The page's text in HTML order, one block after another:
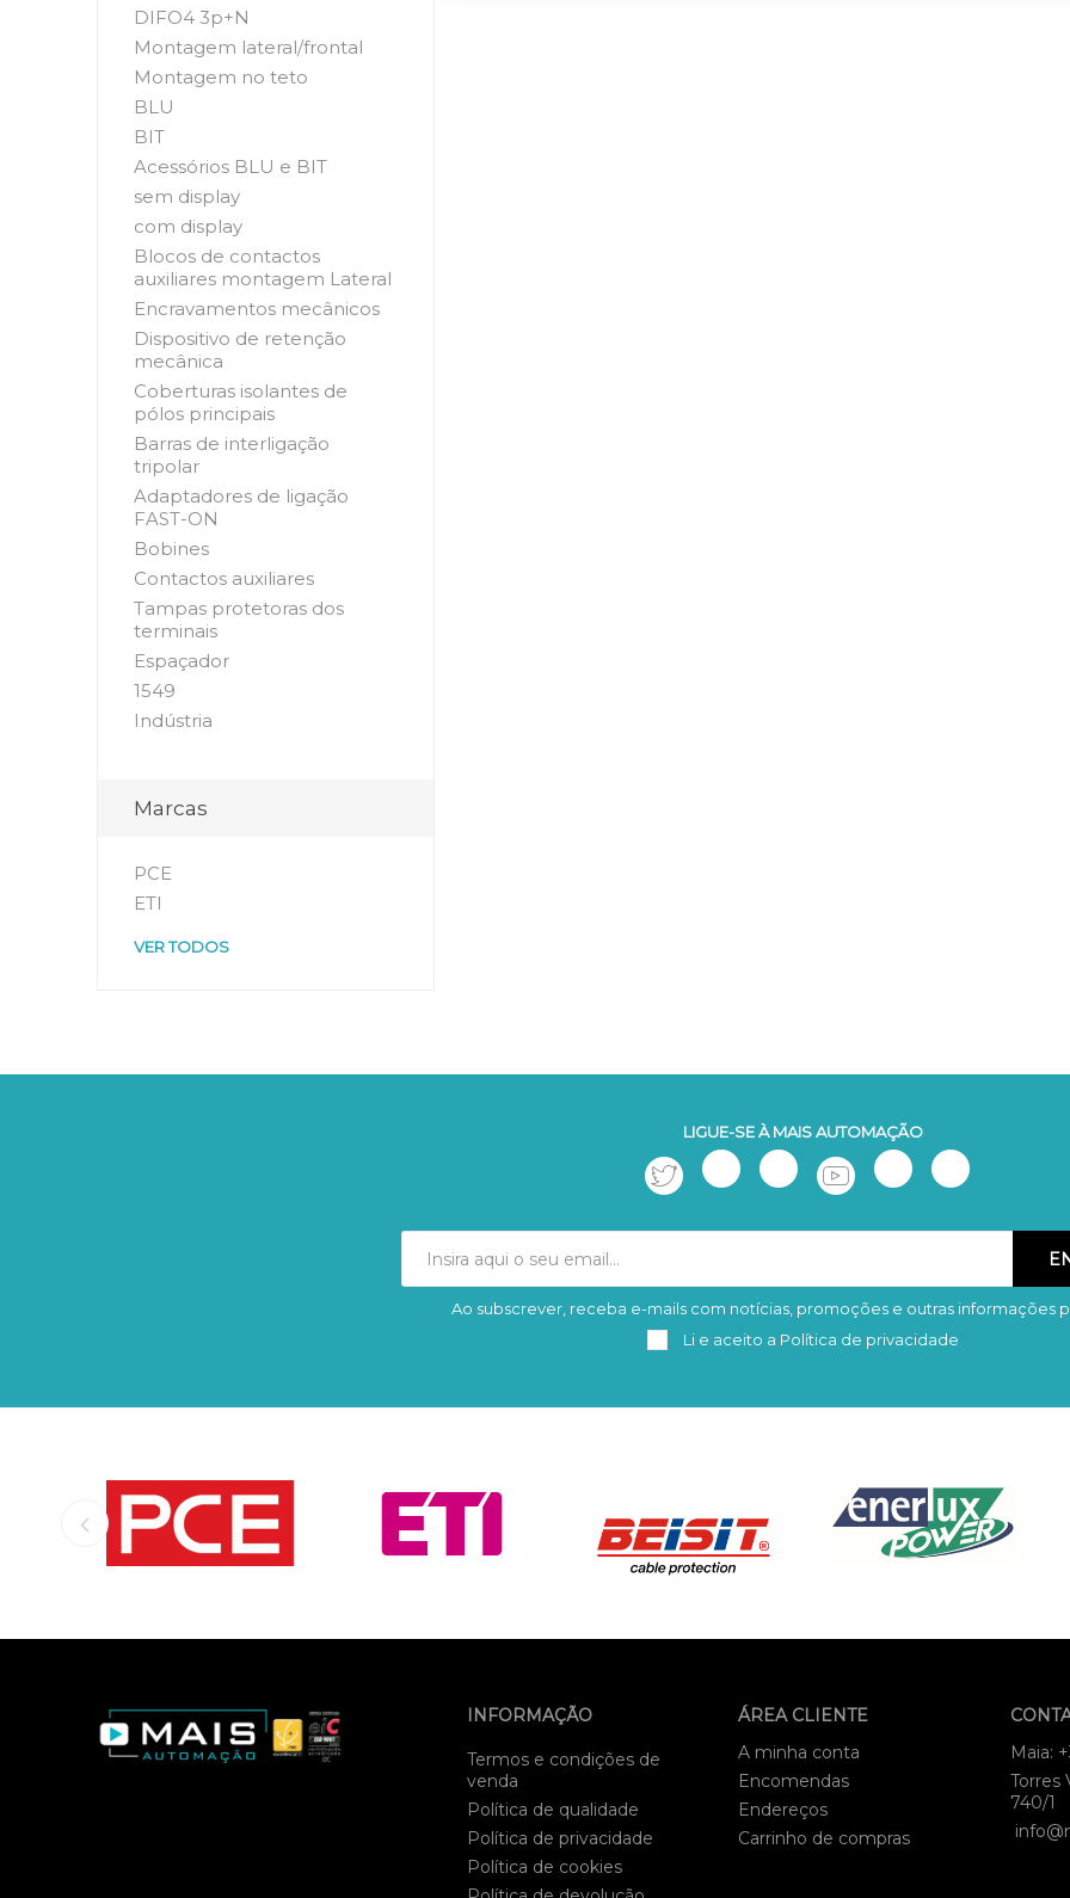
DIFO4 3p+N
Montagem lateral/frontal
Montagem no teto
BLU
BIT
Acessórios BLU e BIT
sem display
com display
Blocos de contactos
auxiliares montagem Lateral
Encravamentos mecânicos
Dispositivo de retenção
mecânica
Coberturas isolantes de
pólos principais
Barras de interligação
tripolar
Adaptadores de ligação
FAST-ON
Bobines
Contactos auxiliares
Tampas protetoras dos
terminais
Espaçador
1549
Indústria
Marcas
PCE
ETI
VER TODOS
LIGUE-SE À MAIS AUTOMAÇÃO
Subscrever Remover
Ao subscrever, receba e-mails com notícias, promoções e outras informações
Li e aceito a Política de privacidade
INFORMAÇÃO
Termos e condições de
venda
Política de qualidade
Política de privacidade
Política de cookies
ÁREA CLIENTE
A minha conta
Encomendas
Endereços
Carrinho de compras
Maia:
Torres
740/1